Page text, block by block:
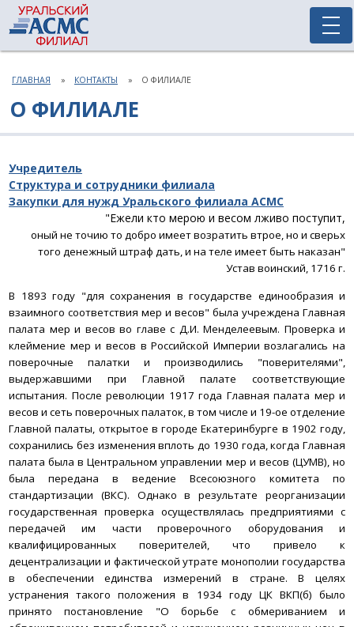
ГЛАВНАЯ КОНТАКТЫ О ФИЛИАЛЕ
О ФИЛИАЛЕ
Учредитель
Структура и сотрудники филиала
Закупки для нужд Уральского филиала АСМС
"Ежели кто мерою и весом лживо поступит,
оный не точию то добро имеет возратить втрое,но и сверьх
того денежный штраф дать,и на теле имеет быть наказан"
Устав воинский, 1716 г.
В 1893 году "для сохранения в государстве единообразия и
взаимного соответствия мер и весов" была учреждена Главная
палата мер и весов во главе с Д.И. Менделеевым. Проверка и
клеймение мер и весов в Российской Империи возлагались на
поверочные палатки и производились "поверителями",
выдержавшими при Главной палате соответствующие
испытания. После революции 1917 года Главная палата мер и
весов и сеть поверочных палаток, в том числе и 19-ое отделение
Главной палаты, открытое в городе Екатеринбурге в 1902 году,
сохранились без изменения вплоть до 1930 года, когда Главная
палата была в Центральном управлении мер и весов (ЦУМВ), но
была передана в ведение Всесоюзного комитета по
стандартизации (ВКС). Однако в результате реорганизации
государственная проверка осуществлялась предприятиями с
передачей им части проверочного оборудования и
квалифицированных поверителей, что привело к
децентрализации и фактической утрате монополии государства
в обеспечении единства измерений в стране.
В целях
устранения такого положения в 1934 году ЦК ВКП(б) было
принято постановление "О борьбе с обмериванием и